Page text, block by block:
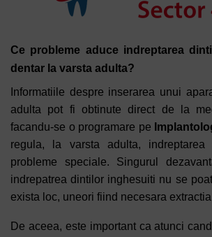
Ce probleme aduce indreptarea
dentar la varsta adulta?
Informatiile despre inserarea unui
adulta pot fi obtinute direct de la
facandu-se o programare pe
regula, la varsta adulta,
probleme speciale. Singurul
indrepatrea dintilor inghesuiti nu se
exista loc, uneori fiind necesara
De aceea, este important ca atunci